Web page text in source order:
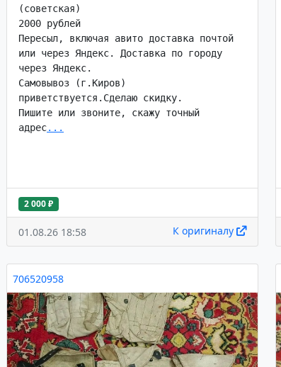
(советская)
2000 рублей
Пересыл, включая авито доставка почтой
или через Яндекс. Доставка по городу
через Яндекс.
Самовывоз (г.Киров)
приветствуется.Сделаю скидку.
Пишите или звоните, скажу точный
адрес...
2 000 ₽
01.08.26 18:58 К оригиналу
706520958